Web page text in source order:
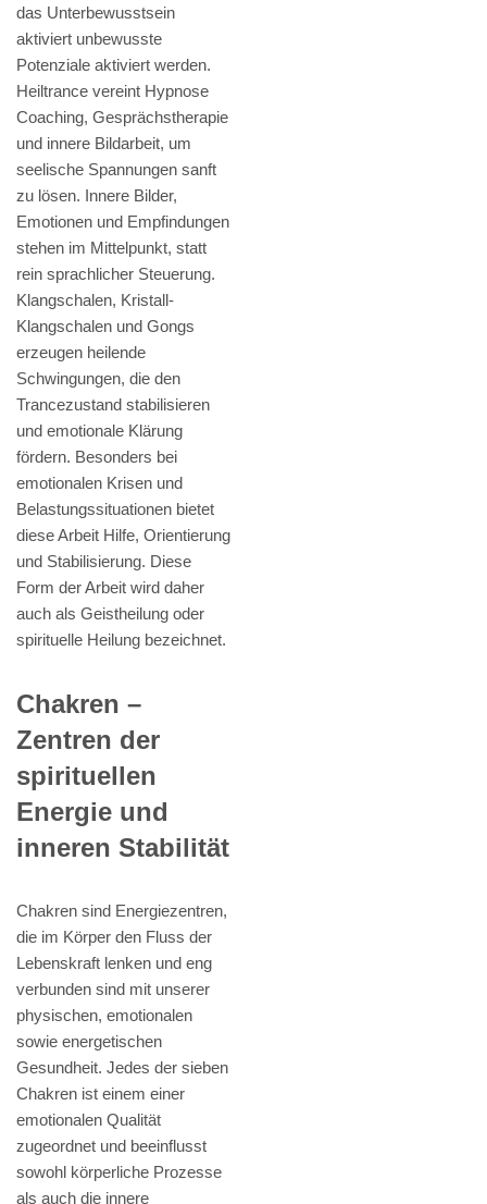
das Unterbewusstsein
aktiviert unbewusste
Potenziale aktiviert werden.
Heiltrance vereint Hypnose
Coaching, Gesprächstherapie
und innere Bildarbeit, um
seelische Spannungen sanft
zu lösen. Innere Bilder,
Emotionen und Empfindungen
stehen im Mittelpunkt, statt
rein sprachlicher Steuerung.
Klangschalen, Kristall-
Klangschalen und Gongs
erzeugen heilende
Schwingungen, die den
Trancezustand stabilisieren
und emotionale Klärung
fördern. Besonders bei
emotionalen Krisen und
Belastungssituationen bietet
diese Arbeit Hilfe, Orientierung
und Stabilisierung. Diese
Form der Arbeit wird daher
auch als Geistheilung oder
spirituelle Heilung bezeichnet.
Chakren –
Zentren der
spirituellen
Energie und
inneren Stabilität
Chakren sind Energiezentren,
die im Körper den Fluss der
Lebenskraft lenken und eng
verbunden sind mit unserer
physischen, emotionalen
sowie energetischen
Gesundheit. Jedes der sieben
Chakren ist einem einer
emotionalen Qualität
zugeordnet und beeinflusst
sowohl körperliche Prozesse
als auch die innere